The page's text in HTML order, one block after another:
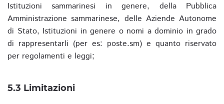
Istituzioni sammarinesi in genere, della Pubblica
Amministrazione sammarinese, delle Aziende Autonome
di Stato, Istituzioni in genere o nomi a dominio in grado
di rappresentarli (per es: poste.sm) e quanto riservato
per regolamenti e leggi;
5.3 Limitazioni